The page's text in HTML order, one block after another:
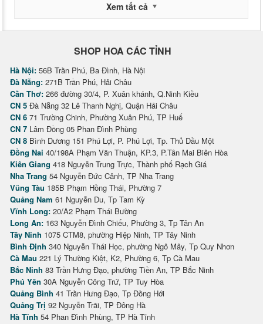
Xem tất cả
SHOP HOA CÁC TỈNH
Hà Nội: 56B Trần Phú, Ba Đình, Hà Nội
Đà Nẵng: 271B Trần Phú, Hải Châu
Cần Thơ: 266 đường 30/4, P. Xuân khánh, Q.Ninh Kiều
CN 5 Đà Nẵng 32 Lê Thanh Nghị, Quận Hải Châu
CN 6 71 Trường Chinh, Phường Xuân Phú, TP Huế
CN 7 Lâm Đồng 05 Phan Đình Phùng
CN 8 Bình Dương 151 Phú Lợi, P. Phú Lợi, Tp. Thủ Dầu Một
Đồng Nai 40/198A Phạm Văn Thuận, KP.3, P.Tân Mai Biên Hòa
Kiên Giang 418 Nguyễn Trung Trực, Thành phố Rạch Giá
Nha Trang 54 Nguyễn Đức Cảnh, TP Nha Trang
Vũng Tàu 185B Phạm Hồng Thái, Phường 7
Quảng Nam 61 Nguyễn Du, Tp Tam Kỳ
Vĩnh Long: 20/A2 Phạm Thái Bường
Long An: 163 Nguyễn Đình Chiểu, Phường 3, Tp Tân An
Tây Ninh 1075 CTM8, phường Hiệp Ninh, TP Tây Ninh
Bình Định 340 Nguyễn Thái Học, phường Ngô Mây, Tp Quy Nhơn
Cà Mau 221 Lý Thường Kiệt, K2, Phường 6, Tp Cà Mau
Bắc Ninh 83 Trần Hưng Đạo, phường Tiền An, TP Bắc Ninh
Phú Yên 30A Nguyễn Công Trứ, TP Tuy Hòa
Quảng Bình 41 Trần Hưng Đạo, Tp Đồng Hới
Quảng Trị 92 Nguyễn Trãi, TP Đông Hà
Hà Tĩnh 54 Phan Đình Phùng, TP Hà Tĩnh